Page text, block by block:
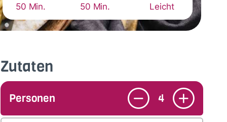
50 Min. 50 Min. Leicht
Zutaten
Personen 4